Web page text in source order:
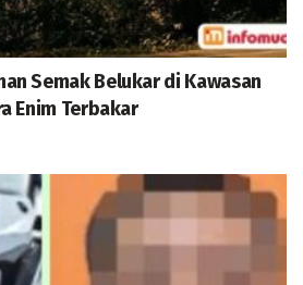
Semak Belukar di Kawasan
Enim Terbakar